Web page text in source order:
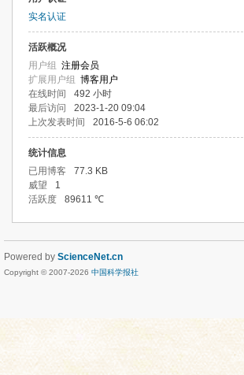
实名认证
活跃概况
用户组 注册会员
扩展用户组 博客用户
在线时间
492 小时
最后访问
2023-1-20 09:04
上次发表时间
2016-5-6 06:02
统计信息
已用博客
77.3 KB
威望
1
活跃度
89611 ℃
Powered by ScienceNet.cn
Copyright © 2007-2026 中国科学报社